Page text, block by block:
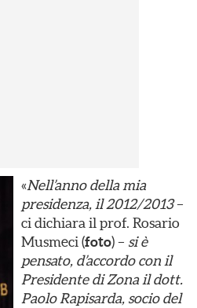
«Nell’anno della mia
presidenza, il 2012/2013–
ci dichiara il prof. Rosario
Musmeci (foto) – si è
pensato, d’accordo con il
Presidente di Zona il dott.
Paolo Rapisarda, socio del